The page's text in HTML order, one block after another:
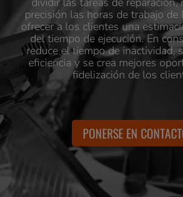
precisión las horas de trabajo de
ofrecer a los clientes una
del tiempo de ejecución. En
reduce el tiempo de inactividad,
eficiencia y se crea mejores
fidelización de los
PONERSE EN